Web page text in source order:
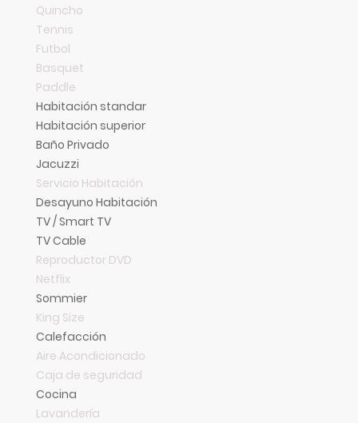
Quincho
Tennis
Futbol
Basquet
Paddle
Habitación standar
Habitación superior
Baño Privado
Jacuzzi
Servicio Habitación
Desayuno Habitación
TV / Smart TV
TV Cable
Reproductor DVD
Netflix
Sommier
King Size
Calefacción
Aire Acondicionado
Caja de seguridad
Cocina
Lavandería